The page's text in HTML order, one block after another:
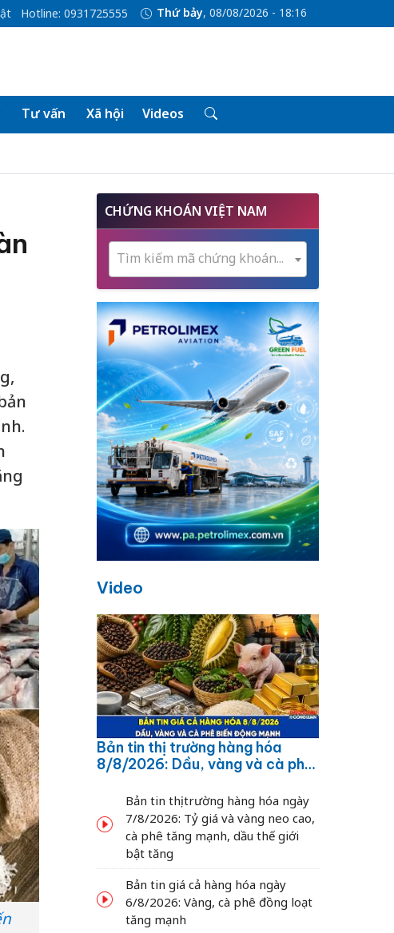
Hotline: 0931725555 Thứ bảy, 08/08/2026 - 18:16
Tư vấn Xã hội Videos
CHỨNG KHOÁN VIỆT NAM
Tìm kiếm mã chứng khoán...
Video
Bản tin thị trường hàng hóa
8/8/2026: Dầu, vàng và cà phê
Bản tin thị trường hàng hóa ngày
7/8/2026: Tỷ giá và vàng neo cao,
cà phê tăng mạnh, dầu thế giới
bật tăng
Bản tin giá cả hàng hóa ngày
6/8/2026: Vàng, cà phê đồng loạt
tăng mạnh